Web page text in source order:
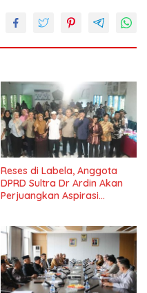
Reses di Labela, Anggota
DPRD Sultra Dr Ardin Akan
Perjuangkan Aspirasi